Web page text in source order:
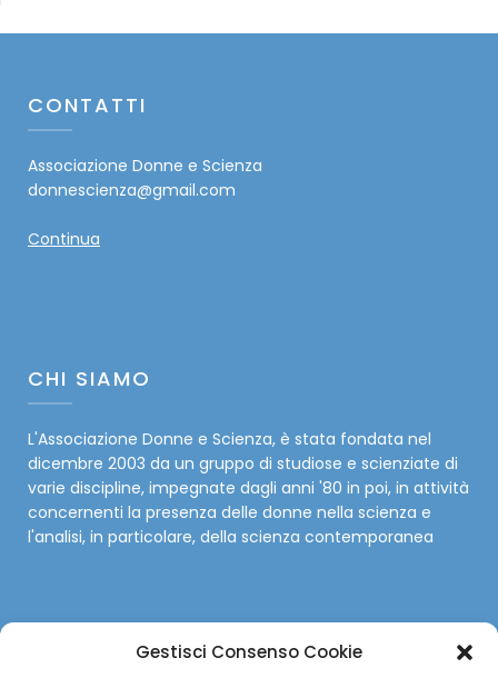
Gestisci Consenso Cookie
CONTATTI
Associazione Donne e Scienza
donnescienza@gmail.com
Continua
CHI SIAMO
L'Associazione Donne e Scienza, è stata fondata nel
dicembre 2003 da un gruppo di studiose e scienziate di
varie discipline, impegnate dagli anni '80 in poi, in attività
concernenti la presenza delle donne nella scienza e
l'analisi, in particolare, della scienza contemporanea